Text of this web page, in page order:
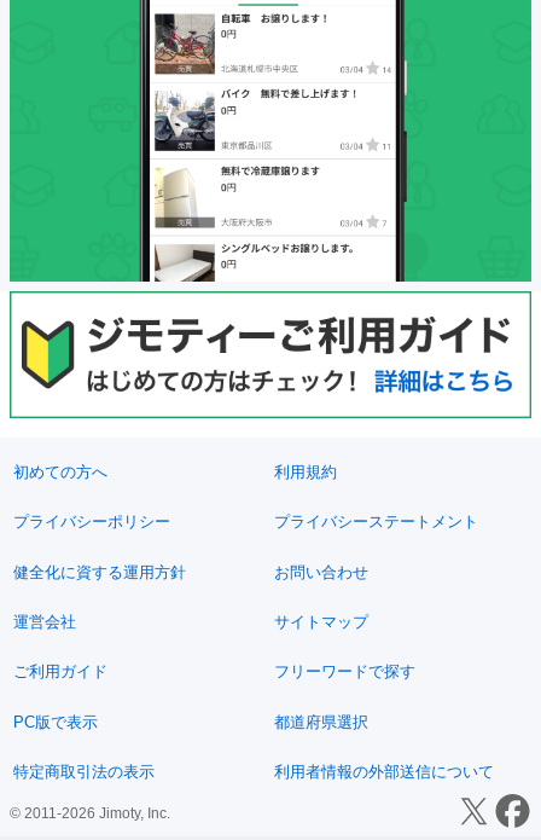
初めての方へ 利用規約
プライバシーポリシー プライバシーステートメント
健全化に資する運用方針 お問い合わせ
運営会社 サイトマップ
ご利用ガイド フリーワードで探す
PC版で表示 都道府県選択
特定商取引法の表示 利用者情報の外部送信について
© 2011-2026 Jimoty, Inc.